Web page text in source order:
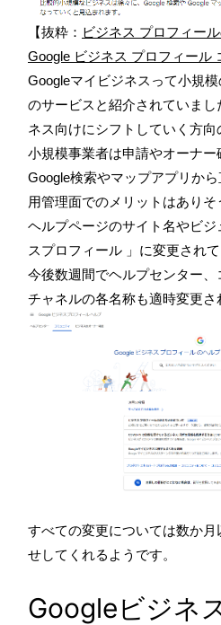
【抜粋： ビジネス プロフィー
Google ビジネス プロフィール
Googleマイビジネスって小規
のサービスと紹介されていま
ネス向けにシフトしていく方向
小規模事業者は申請やオーナー
Google検索やマップアプリか
用管理面でのメリットはありそ
ヘルプページのサイト名やビ
スプロフィール 」に変更されて
今後数週間でヘルプセンター、
チャネルの各名称も適時変更さ
すべての変更については数か
せしてくれるようです。
Googleビジネ